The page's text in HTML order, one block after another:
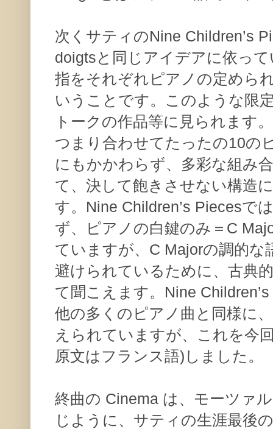
次くサティのNine Children’s
doigtsと同じアイデアに依っ
指をそれぞれピアノの定めら
いうことです。このような限
トークの作品等に見られます
つまり合わせてたったの10の
にもかかわらず、多彩な組み
て、決して飽きさせない構造
す。Nine Children’s Piecesで
ず、ピアノの白鍵のみ＝C
ていますが、C Majorの調的な
避けられているために、古典
て聞こえます。Nine
他の多くのピアノ曲と同様に
えられていますが、これを今
原文はフランス語)しました。
終曲の Cinema は、モーツァ
じように、サティの生涯最後